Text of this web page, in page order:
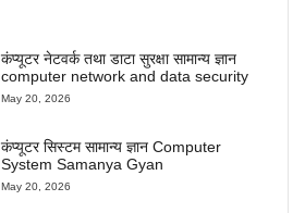
कंप्यूटर नेटवर्क तथा डाटा सुरक्षा सामान्य ज्ञान
computer network and data security
May 20, 2026
कंप्यूटर सिस्टम सामान्य ज्ञान Computer
System Samanya Gyan
May 20, 2026